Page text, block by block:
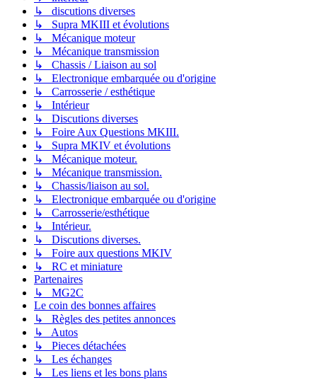
↳ discutions diverses
↳ Supra MKIII et évolutions
↳ Mécanique moteur
↳ Mécanique transmission
↳ Chassis / Liaison au sol
↳ Electronique embarquée ou d'origine
↳ Carrosserie / esthétique
↳ Intérieur
↳ Discutions diverses
↳ Foire Aux Questions MKIII.
↳ Supra MKIV et évolutions
↳ Mécanique moteur.
↳ Mécanique transmission.
↳ Chassis/liaison au sol.
↳ Electronique embarquée ou d'origine
↳ Carrosserie/esthétique
↳ Intérieur.
↳ Discutions diverses.
↳ Foire aux questions MKIV
↳ RC et miniature
Partenaires
↳ MG2C
Le coin des bonnes affaires
↳ Règles des petites annonces
↳ Autos
↳ Pieces détachées
↳ Les échanges
↳ Les liens et les bons plans